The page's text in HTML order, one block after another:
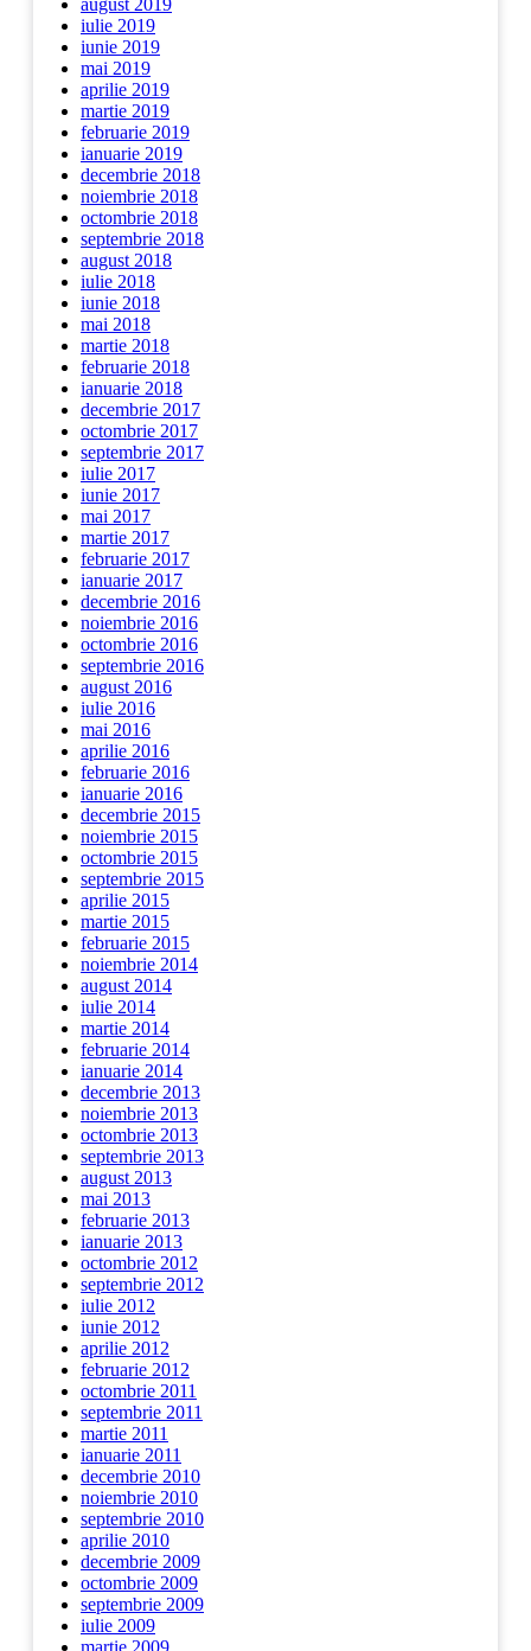
august 2019
iulie 2019
iunie 2019
mai 2019
aprilie 2019
martie 2019
februarie 2019
ianuarie 2019
decembrie 2018
noiembrie 2018
octombrie 2018
septembrie 2018
august 2018
iulie 2018
iunie 2018
mai 2018
martie 2018
februarie 2018
ianuarie 2018
decembrie 2017
octombrie 2017
septembrie 2017
iulie 2017
iunie 2017
mai 2017
martie 2017
februarie 2017
ianuarie 2017
decembrie 2016
noiembrie 2016
octombrie 2016
septembrie 2016
august 2016
iulie 2016
mai 2016
aprilie 2016
februarie 2016
ianuarie 2016
decembrie 2015
noiembrie 2015
octombrie 2015
septembrie 2015
aprilie 2015
martie 2015
februarie 2015
noiembrie 2014
august 2014
iulie 2014
martie 2014
februarie 2014
ianuarie 2014
decembrie 2013
noiembrie 2013
octombrie 2013
septembrie 2013
august 2013
mai 2013
februarie 2013
ianuarie 2013
octombrie 2012
septembrie 2012
iulie 2012
iunie 2012
aprilie 2012
februarie 2012
octombrie 2011
septembrie 2011
martie 2011
ianuarie 2011
decembrie 2010
noiembrie 2010
septembrie 2010
aprilie 2010
decembrie 2009
octombrie 2009
septembrie 2009
iulie 2009
martie 2009